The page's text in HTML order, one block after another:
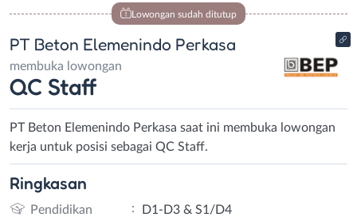
Lowongan sudah ditutup
PT Beton Elemenindo Perkasa
membuka lowongan
QC Staff
PT Beton Elemenindo Perkasa saat ini membuka lowongan
kerja untuk posisi sebagai QC Staff.
Ringkasan
Pendidikan :
D1-D3 & S1/D4